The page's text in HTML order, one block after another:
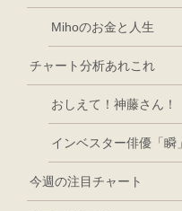
Mihoのお金と人生
チャート分析あれこれ
おしえて！神藤さん！
インベスター俳優「瞬
今週の注目チャート